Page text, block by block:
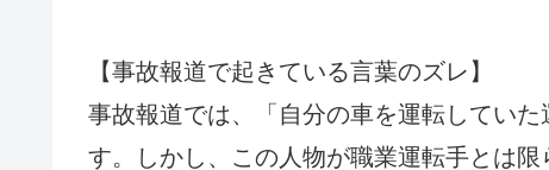
【事故報道で起きている言葉のズレ】
事故報道では、「自分の車を運転してい
す。しかし、この人物が職業運転手とは限